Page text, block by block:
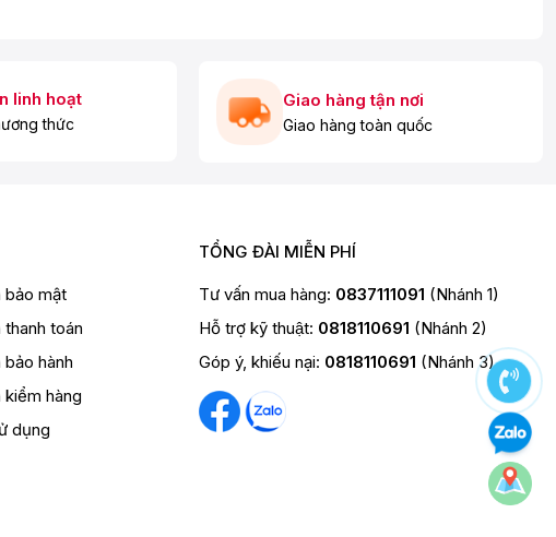
linh hoạt
thức
Giao hàng tận nơi
Giao hàng toàn quốc
bảo mật
thanh toán
hành
kiểm hàng
dụng
TỔNG ĐÀI MIỄN PHÍ
Tư vấn mua hàng: 0837111091 (Nhánh 1)
Hỗ trợ kỹ thuật: 0818110691 (Nhánh 2)
Góp ý, khiếu nại: 0818110691 (Nhánh 3)